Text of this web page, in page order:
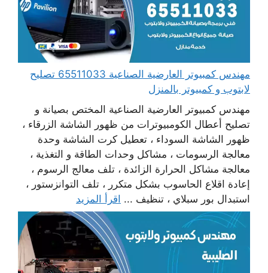
مهندس كمبيوتر العارضية الصناعية 65511033 تصليح
لابتوب و كمبيوتر بالمنزل
مهندس كمبيوتر العارضية الصناعية المختص بصيانة و
تصليح أعطال الكومبيوترات من ظهور الشاشة الزرقاء ،
ظهور الشاشة السوداء ، تعطيل كرت الشاشة وحدة
معالجة الرسومات ، مشاكل وحدات الطاقة و التغذية ،
معالجة مشاكل الحرارة الزائدة ، تلف معالج الرسوم ،
إعادة اقلاع الحاسوب بشكل متكرر ، تلف التوانزستور ،
استبدال بور سبلاي ، تنظيف ... اقرأ المزيد